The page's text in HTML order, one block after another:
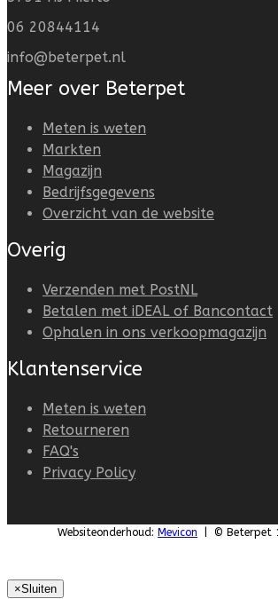
06 20844114
info@beterpet.nl
Meer over Beterpet
Meten is weten
Markten
Magazijn
Bedrijfsgegevens
Overzicht van de website
Overig
Verzenden met PostNL
Betalen met iDEAL of Bancontact
Ophalen in ons verkoopmagazijn
Klantenservice
Meten is weten
Retourneren
FAQ's
Privacy Policy
Websiteonderhoud: Mevicon | © Beterpet
×Sluiten